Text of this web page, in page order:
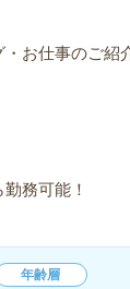
お仕事のご紹
務可能！
年齢層